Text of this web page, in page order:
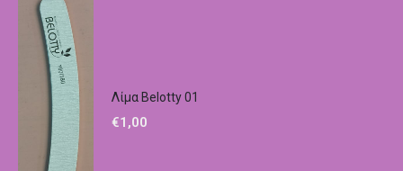
Λίμα Belotty 01
€1,00